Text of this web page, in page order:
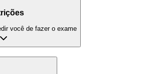
você de fazer o exame